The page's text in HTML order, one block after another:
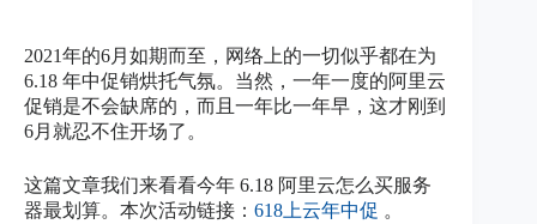
2021年的6月如期而至，网络上的一切似乎都在为
6.18 年中促销烘托气氛。当然，一年一度的阿里云
促销是不会缺席的，而且一年比一年早，这才刚到
6月就忍不住开场了。
这篇文章我们来看看今年 6.18 阿里云怎么买服务
器最划算。本次活动链接： 618上云年中促 。